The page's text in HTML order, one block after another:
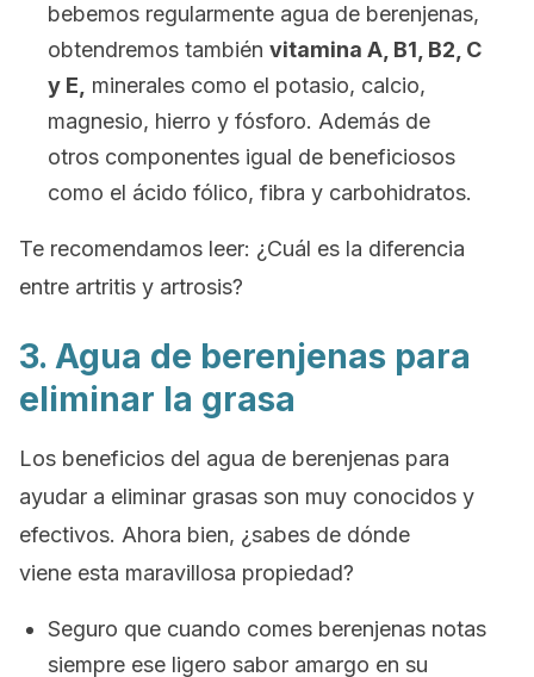
bebemos regularmente agua de berenjenas,
obtendremos también vitamina A, B1, B2, C
y E,
minerales como el potasio, calcio,
magnesio, hierro y fósforo. Además de
otros componentes igual de beneficiosos
como el ácido fólico, fibra y carbohidratos.
Te recomendamos leer: ¿Cuál es la diferencia
entre artritis y artrosis?
3. Agua de berenjenas para
eliminar la grasa
Los beneficios del agua de berenjenas para
ayudar a eliminar grasas son muy conocidos y
efectivos. Ahora bien, ¿sabes de dónde
viene esta maravillosa propiedad?
Seguro que cuando comes berenjenas notas
siempre ese ligero sabor amargo en su